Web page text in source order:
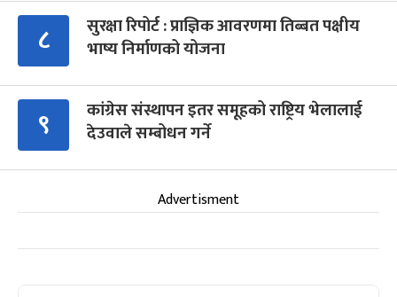
८
सुरक्षा रिपोर्ट : प्राज्ञिक आवरणमा तिब्बत पक्षीय
भाष्य निर्माणको योजना
९
कांग्रेस संस्थापन इतर समूहको राष्ट्रिय भेलालाई
देउवाले सम्बोधन गर्ने
Advertisment